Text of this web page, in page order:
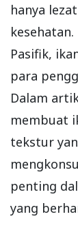
hanya
Pasifik,
para
Dalam
membuat
tekstur
penting
yang